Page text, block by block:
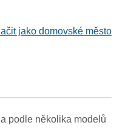
jako domovské město
podle několika modelů